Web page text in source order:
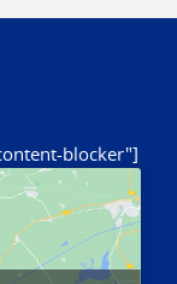
blocker"]